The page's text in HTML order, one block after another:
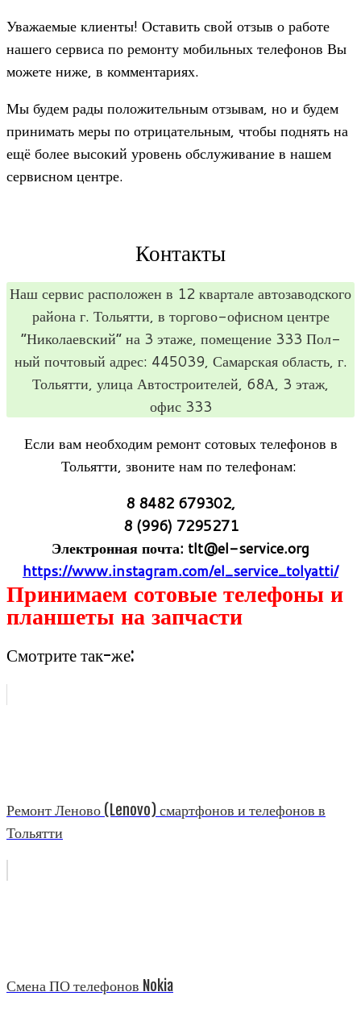
Ува­жа­е­мые кли­енты! Оста­вить свой отзыв о работе
нашего сер­виса по ремонту мобиль­ных теле­фо­нов Вы
можете ниже, в комментариях.
Мы будем рады поло­жи­тель­ным отзы­вам, но и будем
при­ни­мать меры по отри­ца­тель­ным, чтобы под­нять на
ещё более высо­кий уро­вень обслу­жи­ва­ние в нашем
сер­вис­ном центре.
Контакты
Наш сер­вис рас­по­ло­жен в 12 квар­тале авто­за­вод­ского
рай­она г. Тольятти, в тор­гово-офис­ном цен­тре
“Нико­ла­ев­ский” на 3 этаже, поме­ще­ние 333 Пол­
ный поч­то­вый адрес: 445039, Самар­ская область, г.
Тольятти, улица Авто­стро­и­те­лей, 68А, 3 этаж,
офис 333
Если вам необ­хо­дим ремонт сото­вых теле­фо­нов в
Тольятти, зво­ните нам по телефонам:
8 8482 679302,
8 (996) 7295271
Элек­трон­ная почта: tlt@el-service.org
https://www.instagram.com/el_service_tolyatti/
При­ни­маем сото­вые теле­фоны и
план­шеты на запчасти
Смотрите так-же:
Ремонт Леново (Lenovo) смартфонов и телефонов в
Тольятти
Смена ПО телефонов Nokia